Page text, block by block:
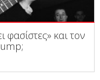
και τον